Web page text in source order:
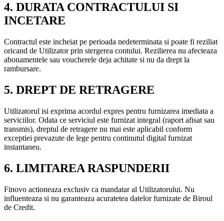
4. DURATA CONTRACTULUI SI
INCETARE
Contractul este incheiat pe perioada nedeterminata si poate fi reziliat
oricand de Utilizator prin stergerea contului. Rezilierea nu afecteaza
abonamentele sau voucherele deja achitate si nu da drept la
rambursare.
5. DREPT DE RETRAGERE
Utilizatorul isi exprima acordul expres pentru furnizarea imediata a
serviciilor. Odata ce serviciul este furnizat integral (raport afisat sau
transmis), dreptul de retragere nu mai este aplicabil conform
exceptiei prevazute de lege pentru continutul digital furnizat
instantaneu.
6. LIMITAREA RASPUNDERII
Finovo actioneaza exclusiv ca mandatar al Utilizatorului. Nu
influenteaza si nu garanteaza acuratetea datelor furnizate de Biroul
de Credit.